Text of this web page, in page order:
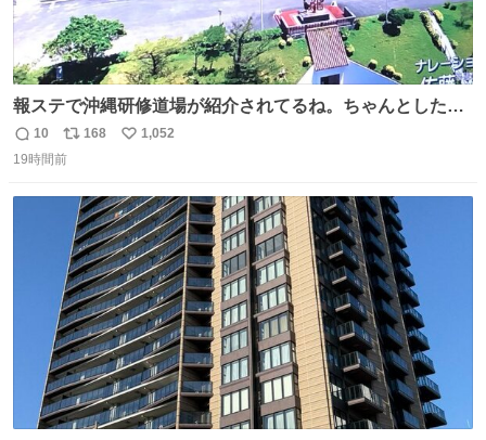
報ステで沖縄研修道場が紹介されてるね。ちゃんとした名
前出してないけど。#報道ステーション
返
信
10
リ
ポ
ト
数
168
い
数
1,052
19時間前